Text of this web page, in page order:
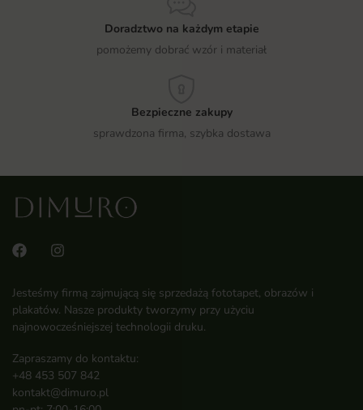
Doradztwo na każdym etapie
pomożemy dobrać wzór i materiał
Bezpieczne zakupy
sprawdzona firma, szybka dostawa
Jesteśmy firmą zajmującą się sprzedażą fototapet, obrazów i
plakatów. Nasze produkty tworzymy przy użyciu
najnowocześniejszej technologii druku.
Zapraszamy do kontaktu:
+48 453 507 842
kontakt@dimuro.pl